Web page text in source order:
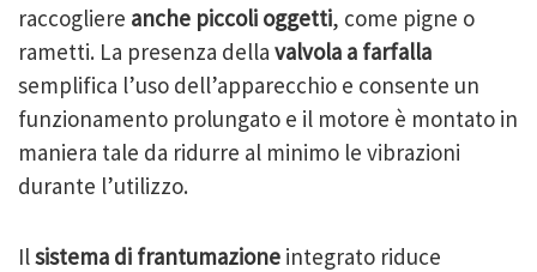
raccogliere anche piccoli oggetti, come pigne o
rametti. La presenza della valvola a farfalla
semplifica l’uso dell’apparecchio e consente un
funzionamento prolungato e il motore è montato in
maniera tale da ridurre al minimo le vibrazioni
durante l’utilizzo.
Ilsistema di frantumazione integrato riduce